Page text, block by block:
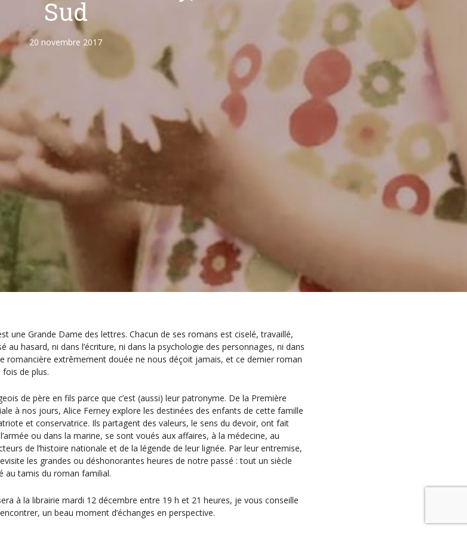
Sud
20 novembre 2017
une Grande Dame des lettres. Chacun de ses romans est ciselé, travaillé,
au hasard, ni dans l’écriture, ni dans la psychologie des personnages, ni dans
romancière extrêmement douée ne nous déçoit jamais, et ce dernier roman
de plus.
de père en fils parce que c’est (aussi) leur patronyme. De la Première
à nos jours, Alice Ferney explore les destinées des enfants de cette famille
et conservatrice. Ils partagent des valeurs, le sens du devoir, ont fait
ou dans la marine, se sont voués aux affaires, à la médecine, au
de l’histoire nationale et de la légende de leur lignée. Par leur entremise,
les grandes ou déshonorantes heures de notre passé : tout un siècle
au tamis du roman familial.
à la librairie mardi 12 décembre entre 19 h et 21 heures, je vous conseille
un beau moment d’échanges en perspective.